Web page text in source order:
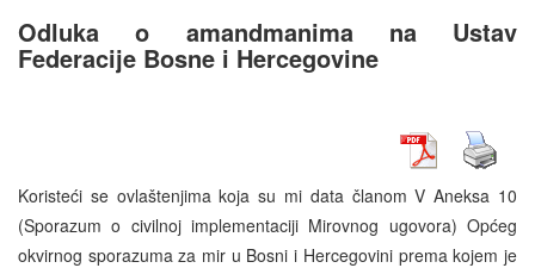
Odluka o amandmanima na Ustav
Federacije Bosne i Hercegovine
Koristeći se ovlaštenjima koja su mi data članom V Aneksa 10
(Sporazum o civilnoj implementaciji Mirovnog ugovora) Općeg
okvirnog sporazuma za mir u Bosni i Hercegovini prema kojem je